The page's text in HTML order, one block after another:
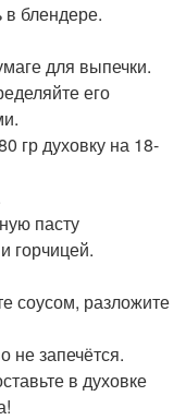
в блендере.
для выпечки.
его
гр духовку на 18-
пасту
горчицей.
соусом, разложите
не запечётся.
в духовке